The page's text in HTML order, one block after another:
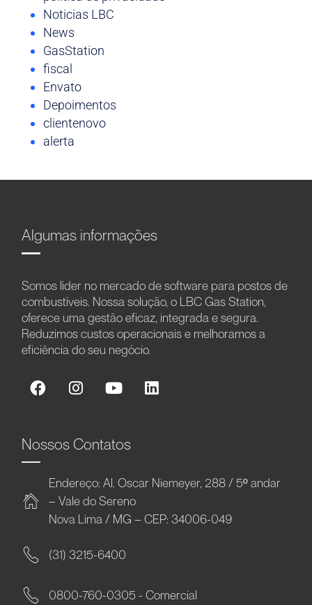
Noticias LBC
News
GasStation
fiscal
Envato
Depoimentos
clientenovo
alerta
Algumas informações
Somos líder no mercado de software para postos de
combustíveis. Nossa solução, o LBC Gas Station,
oferece uma gestão eficaz, integrada e segura.
Reduzimos custos operacionais e melhoramos a
eficiência do seu negócio.
Nossos Contatos
Endereço: Al. Oscar Niemeyer, 288 / 5º andar
– Vale do Sereno
Nova Lima / MG – CEP: 34006-049
(31) 3215-6400
0800-760-0305 - Comercial